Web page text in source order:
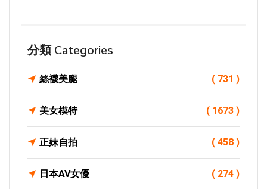
分類 Categories
絲襪美腿 ( 731 )
美女模特 ( 1673 )
正妹自拍 ( 458 )
日本AV女優 ( 274 )